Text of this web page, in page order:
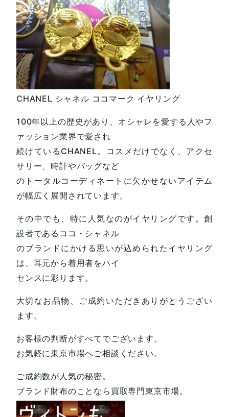
CHANEL シャネル ココマーク イヤリング
100年以上の歴史があり、オシャレを愛する人やフ
ァッション業界で愛され
続けているCHANEL。コスメだけでなく、アクセ
サリー、時計やバッグなど
のトータルコーディネートに欠かせないアイテム
が幅広く展開されています。
その中でも、特に人気なのがイヤリングです。創
設者であるココ・シャネル
のブランドにかける思いが込められたイヤリング
は、耳元から着用者をハイ
センスに彩ります。
大切なお品物、ご成約いただきありがとうござい
ます。
お客様の判断がすべてでございます。
お気軽に東京市場へご相談ください。
ご成約数が人気の秘密。
ブランド財布のことなら買取専門東京市場。